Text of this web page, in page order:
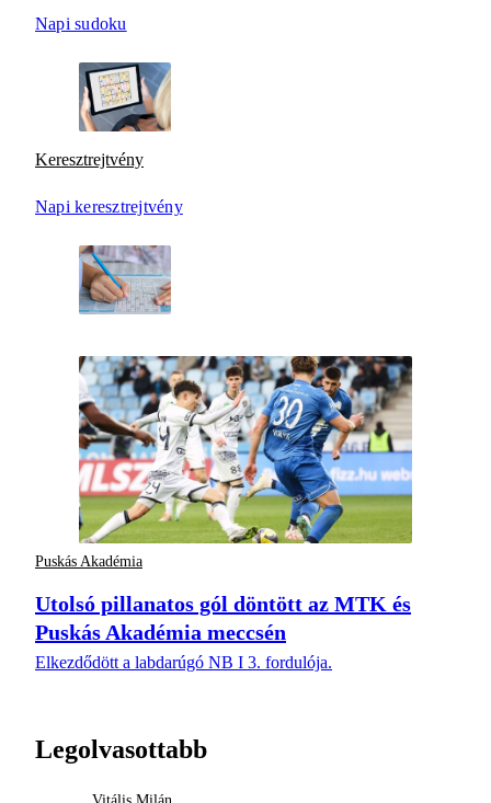
Napi sudoku
Keresztrejtvény
Napi keresztrejtvény
Puskás Akadémia
Utolsó pillanatos gól döntött az MTK és
Puskás Akadémia meccsén
Elkezdődött a labdarúgó NB I 3. fordulója.
Legolvasottabb